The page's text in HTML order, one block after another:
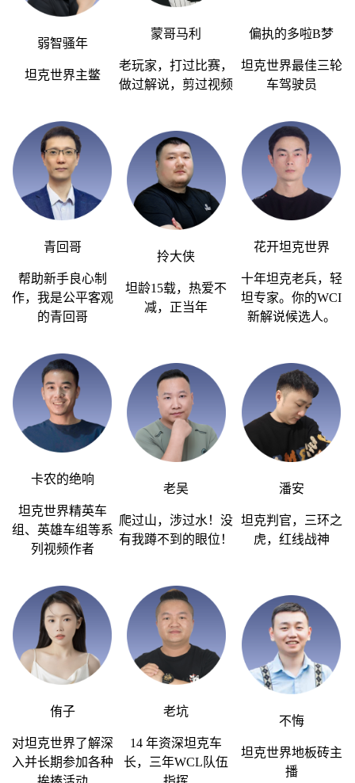
弱智骚年
坦克世界主鳖
蒙哥马利
老玩家，打过比赛，
做过解说，剪过视频
偏执的多啦B梦
坦克世界最佳三轮
车驾驶员
青回哥
帮助新手良心制
作，我是公平客观
的青回哥
拎大侠
坦龄15载，热爱不
减，正当年
花开坦克世界
十年坦克老兵，轻
坦专家。你的WCI
新解说候选人。
卡农的绝响
坦克世界精英车
组、英雄车组等系
列视频作者
老吴
爬过山，涉过水！没
有我蹲不到的眼位！
潘安
坦克判官，三环之
虎，红线战神
侑子
对坦克世界了解深
入并长期参加各种
老坑
14 年资深坦克车
长，三年WCL 队伍
不悔
坦克世界地板砖主
播